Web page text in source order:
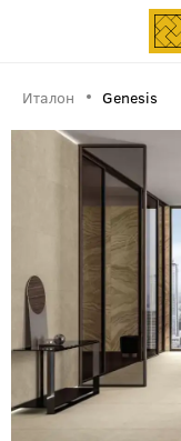
Италон Genesis